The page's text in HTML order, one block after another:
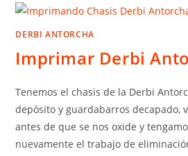
DERBI ANTORCHA
Imprimar Derbi
Tenemos el chasis de la Derbi
depósito y guardabarros decapado,
antes de que se nos oxide y
nuevamente el trabajo de